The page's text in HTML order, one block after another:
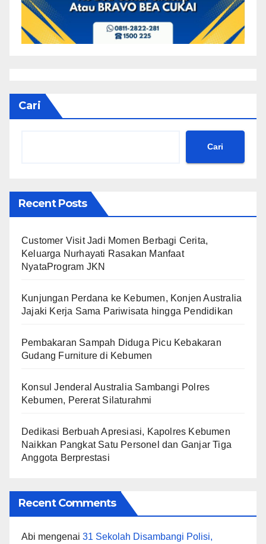
Cari
Cari
Recent Posts
Customer Visit Jadi Momen Berbagi Cerita,
Keluarga Nurhayati Rasakan Manfaat
NyataProgram JKN
Kunjungan Perdana ke Kebumen, Konjen Australia
Jajaki Kerja Sama Pariwisata hingga Pendidikan
Pembakaran Sampah Diduga Picu Kebakaran
Gudang Furniture di Kebumen
Konsul Jenderal Australia Sambangi Polres
Kebumen, Pererat Silaturahmi
Dedikasi Berbuah Apresiasi, Kapolres Kebumen
Naikkan Pangkat Satu Personel dan Ganjar Tiga
Anggota Berprestasi
Recent Comments
Abi mengenai 31 Sekolah Disambangi Polisi,